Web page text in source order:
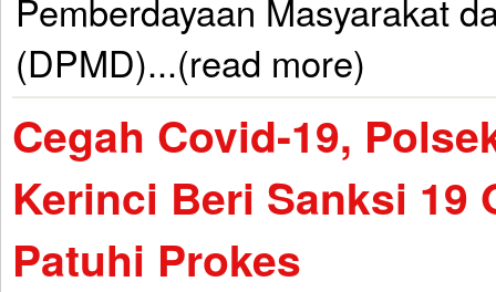
Pemberdayaan Masyarakat
(DPMD)...(read more)
Cegah Covid-19,
Kerinci Beri Sanksi 19
Patuhi Prokes